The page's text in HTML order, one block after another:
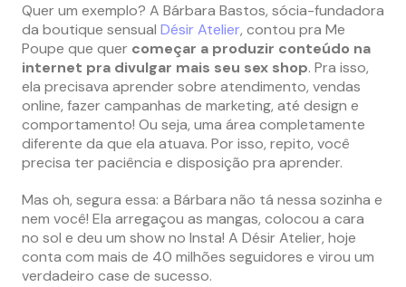
Quer um exemplo? A Bárbara Bastos, sócia-fundadora
da boutique sensual Désir Atelier, contou pra Me
Poupe que quer começar a produzir conteúdo na
internet pra divulgar mais seu sex shop. Pra isso,
ela precisava aprender sobre atendimento, vendas
online, fazer campanhas de marketing, até design e
comportamento! Ou seja, uma área completamente
diferente da que ela atuava. Por isso, repito, você
precisa ter paciência e disposição pra aprender.
Mas oh, segura essa: a Bárbara não tá nessa sozinha e
nem você! Ela arregaçou as mangas, colocou a cara
no sol e deu um show no Insta! A Désir Atelier, hoje
conta com mais de 40 milhões seguidores e virou um
verdadeiro case de sucesso.